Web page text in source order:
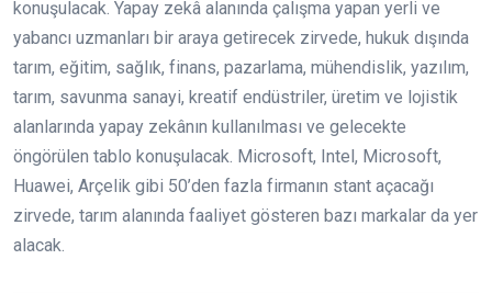
konuşulacak. Yapay zekâ alanında çalışma yapan yerli ve
yabancı uzmanları bir araya getirecek zirvede, hukuk dışında
tarım, eğitim, sağlık, finans, pazarlama, mühendislik, yazılım,
tarım, savunma sanayi, kreatif endüstriler, üretim ve lojistik
alanlarında yapay zekânın kullanılması ve gelecekte
öngörülen tablo konuşulacak. Microsoft, Intel, Microsoft,
Huawei, Arçelik gibi 50’den fazla firmanın stant açacağı
zirvede, tarım alanında faaliyet gösteren bazı markalar da yer
alacak.